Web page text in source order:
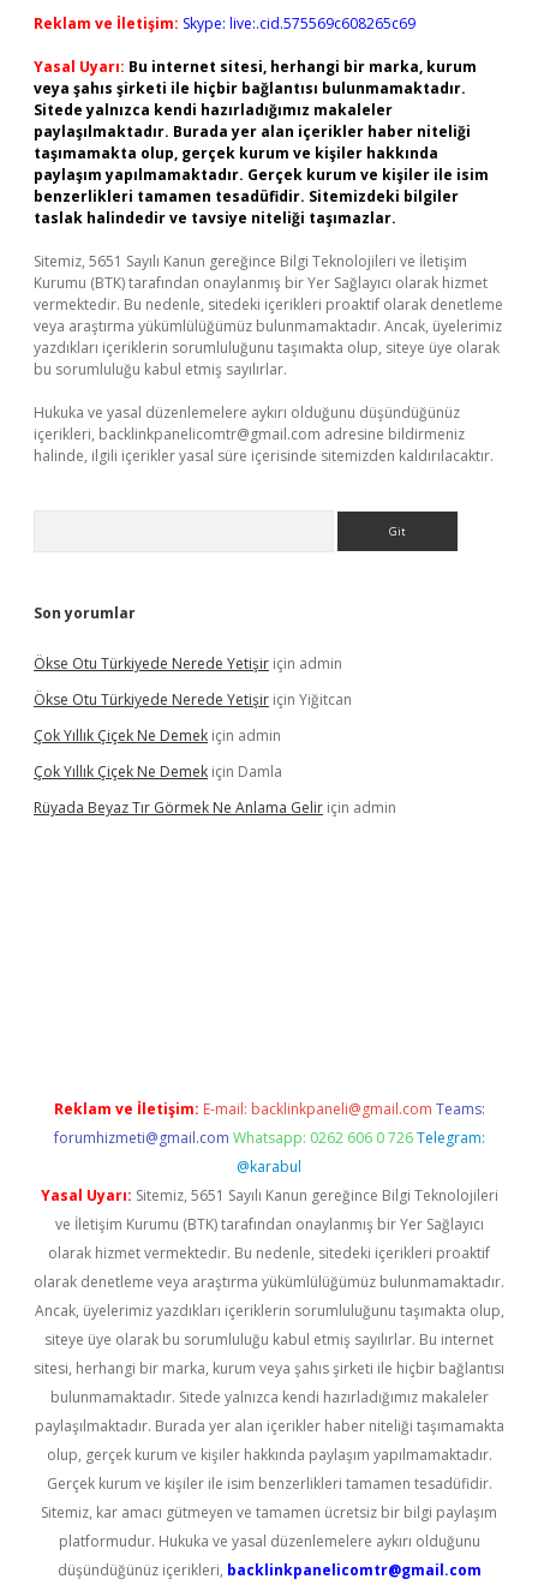
Reklam ve İletişim: Skype: live:.cid.575569c608265c69
Yasal Uyarı: Bu internet sitesi, herhangi bir marka, kurum
veya şahıs şirketi ile hiçbir bağlantısı bulunmamaktadır.
Sitede yalnızca kendi hazırladığımız makaleler
paylaşılmaktadır. Burada yer alan içerikler haber niteliği
taşımamakta olup, gerçek kurum ve kişiler hakkında
paylaşım yapılmamaktadır. Gerçek kurum ve kişiler ile isim
benzerlikleri tamamen tesadüfidir. Sitemizdeki bilgiler
taslak halindedir ve tavsiye niteliği taşımazlar.
Sitemiz, 5651 Sayılı Kanun gereğince Bilgi Teknolojileri ve İletişim
Kurumu (BTK) tarafından onaylanmış bir Yer Sağlayıcı olarak hizmet
vermektedir. Bu nedenle, sitedeki içerikleri proaktif olarak denetleme
veya araştırma yükümlülüğümüz bulunmamaktadır. Ancak, üyelerimiz
yazdıkları içeriklerin sorumluluğunu taşımakta olup, siteye üye olarak
bu sorumluluğu kabul etmiş sayılırlar.
Hukuka ve yasal düzenlemelere aykırı olduğunu düşündüğünüz
içerikleri, backlinkpanelicomtr@gmail.com adresine bildirmeniz
halinde, ilgili içerikler yasal süre içerisinde sitemizden kaldırılacaktır.
Son yorumlar
Ökse Otu Türkiyede Nerede Yetişir için admin
Ökse Otu Türkiyede Nerede Yetişir için Yiğitcan
Çok Yıllık Çiçek Ne Demek için admin
Çok Yıllık Çiçek Ne Demek için Damla
Rüyada Beyaz Tır Görmek Ne Anlama Gelir için admin
Reklam ve İletişim: E-mail: backlinkpaneli@gmail.com Teams:
forumhizmeti@gmail.com Whatsapp: 0262 606 0 726 Telegram:
@karabul
Yasal Uyarı: Sitemiz, 5651 Sayılı Kanun gereğince Bilgi Teknolojileri
ve İletişim Kurumu (BTK) tarafından onaylanmış bir Yer Sağlayıcı
olarak hizmet vermektedir. Bu nedenle, sitedeki içerikleri proaktif
olarak denetleme veya araştırma yükümlülüğümüz bulunmamaktadır.
Ancak, üyelerimiz yazdıkları içeriklerin sorumluluğunu taşımakta olup,
siteye üye olarak bu sorumluluğu kabul etmiş sayılırlar. Bu internet
sitesi, herhangi bir marka, kurum veya şahıs şirketi ile hiçbir bağlantısı
bulunmamaktadır. Sitede yalnızca kendi hazırladığımız makaleler
paylaşılmaktadır. Burada yer alan içerikler haber niteliği taşımamakta
olup, gerçek kurum ve kişiler hakkında paylaşım yapılmamaktadır.
Gerçek kurum ve kişiler ile isim benzerlikleri tamamen tesadüfidir.
Sitemiz, kar amacı gütmeyen ve tamamen ücretsiz bir bilgi paylaşım
platformudur. Hukuka ve yasal düzenlemelere aykırı olduğunu
düşündüğünüz içerikleri, backlinkpanelicomtr@gmail.com